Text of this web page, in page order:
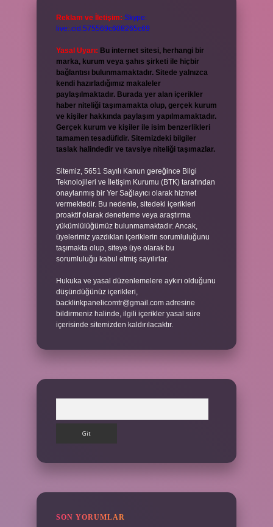
Reklam ve İletişim: Skype:
live:.cid.575569c608265c69
Yasal Uyarı: Bu internet sitesi, herhangi bir
marka, kurum veya şahıs şirketi ile hiçbir
bağlantısı bulunmamaktadır. Sitede yalnızca
kendi hazırladığımız makaleler
paylaşılmaktadır. Burada yer alan içerikler
haber niteliği taşımamakta olup, gerçek kurum
ve kişiler hakkında paylaşım yapılmamaktadır.
Gerçek kurum ve kişiler ile isim benzerlikleri
tamamen tesadüfidir. Sitemizdeki bilgiler
taslak halindedir ve tavsiye niteliği taşımazlar.
Sitemiz, 5651 Sayılı Kanun gereğince Bilgi
Teknolojileri ve İletişim Kurumu (BTK) tarafından
onaylanmış bir Yer Sağlayıcı olarak hizmet
vermektedir. Bu nedenle, sitedeki içerikleri
proaktif olarak denetleme veya araştırma
yükümlülüğümüz bulunmamaktadır. Ancak,
üyelerimiz yazdıkları içeriklerin sorumluluğunu
taşımakta olup, siteye üye olarak bu
sorumluluğu kabul etmiş sayılırlar.
Hukuka ve yasal düzenlemelere aykırı olduğunu
düşündüğünüz içerikleri,
backlinkpanelicomtr@gmail.com adresine
bildirmeniz halinde, ilgili içerikler yasal süre
içerisinde sitemizden kaldırılacaktır.
SON YORUMLAR